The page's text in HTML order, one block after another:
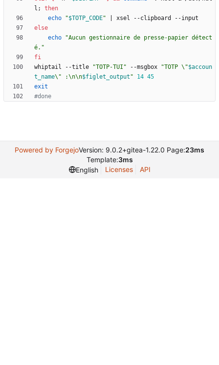
l ;
then
echo
"$TOTP_CODE"
else
echo
"Aucun gestionnaire de presse-papier détect
é."
fi
whiptail --title
"TOTP-TUI" --msgbox "TOTP \"$accoun
t_name\" :\n\n$figlet_output " 14 45
exit
#done
Powered by ForgejoVersion: 9.0.2+gitea-1.22.0 Page:23ms
Template:3ms
English
Licenses API